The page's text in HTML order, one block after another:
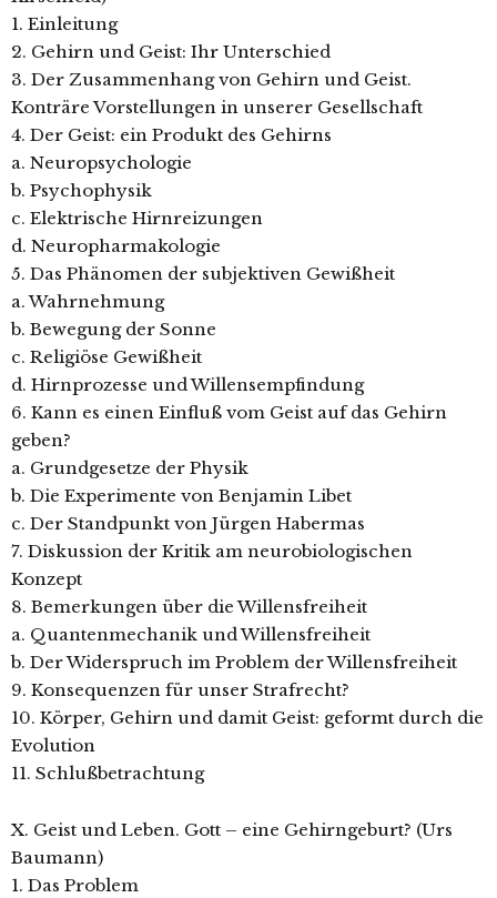
1. Einleitung
2. Gehirn und Geist: Ihr Unterschied
3. Der Zusammenhang von Gehirn und Geist.
Konträre Vorstellungen in unserer Gesellschaft
4. Der Geist: ein Produkt des Gehirns
a. Neuropsychologie
b. Psychophysik
c. Elektrische Hirnreizungen
d. Neuropharmakologie
5. Das Phänomen der subjektiven Gewißheit
a. Wahrnehmung
b. Bewegung der Sonne
c. Religiöse Gewißheit
d. Hirnprozesse und Willensempfindung
6. Kann es einen Einfluß vom Geist auf das Gehirn
geben?
a. Grundgesetze der Physik
b. Die Experimente von Benjamin Libet
c. Der Standpunkt von Jürgen Habermas
7. Diskussion der Kritik am neurobiologischen
Konzept
8. Bemerkungen über die Willensfreiheit
a. Quantenmechanik und Willensfreiheit
b. Der Widerspruch im Problem der Willensfreiheit
9. Konsequenzen für unser Strafrecht?
10. Körper, Gehirn und damit Geist: geformt durch die
Evolution
11. Schlußbetrachtung
X. Geist und Leben. Gott – eine Gehirngeburt? (Urs
Baumann)
1. Das Problem